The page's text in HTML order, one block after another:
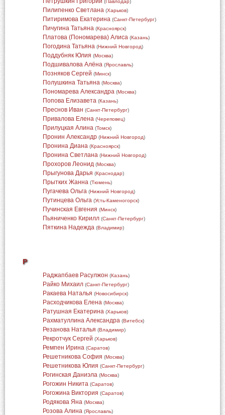
(Павлодар)
Пилипенко Светлана (Харьков)
Питиримова Екатерина (Санкт-Петербург)
Пичугина Татьяна (Красноярск)
Платова (Пономарева) Алиса (Казань)
Погодина Татьяна (Нижний Новгород)
Поддубняк Юлия (Москва)
Подшивалова Алёна (Ярославль)
Позняков Сергей (Минск)
Полушкина Татьяна (Москва)
Пономарева Александра (Москва)
Попова Елизавета (Казань)
Преснов Иван (Санкт-Петербург)
Привалова Елена (Череповец)
Прилуцкая Алина (Томск)
Пронин Александр (Нижний Новгород)
Пронина Диана (Красноярск)
Пронина Светлана (Нижний Новгород)
Прохоров Леонид (Москва)
Прыгунова Дарья (Краснодар)
Прытких Жанна (Тюмень)
Пугачева Ольга (Нижний Новгород)
Путинцева Ольга (Усть-Каменогорск)
Пучинская Евгения (Минск)
Пьяниченко Кирилл (Санкт-Петербург)
Пяткина Надежда (Владимир)
Р
Раджапбаев Расулжон (Казань)
Райко Михаил (Санкт-Петербург)
Ракаева Наталья (Новосибирск)
Расходчикова Елена (Москва)
Ратушная Екатерина (Харьков)
Рахматуллина Александра (Витебск)
Резанова Наталья (Владимир)
Рекротчук Сергей (Харьков)
Ремпен Ирина (Саратов)
Решетникова София (Москва)
Решетникова Юлия (Санкт-Петербург)
Рогинская Даниэла (Москва)
Рогожин Никита (Саратов)
Рогожина Виктория (Саратов)
Родякова Яна (Москва)
Розова Алина (Ярославль)